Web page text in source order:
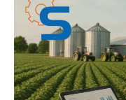
Rural:
inteligência
por
trás
da